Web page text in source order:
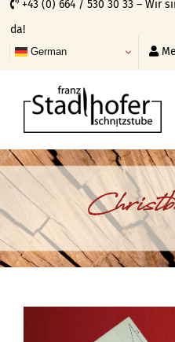
Skip
to
content
+43 (0) 664 / 530 30 33 – Wir
da!
German